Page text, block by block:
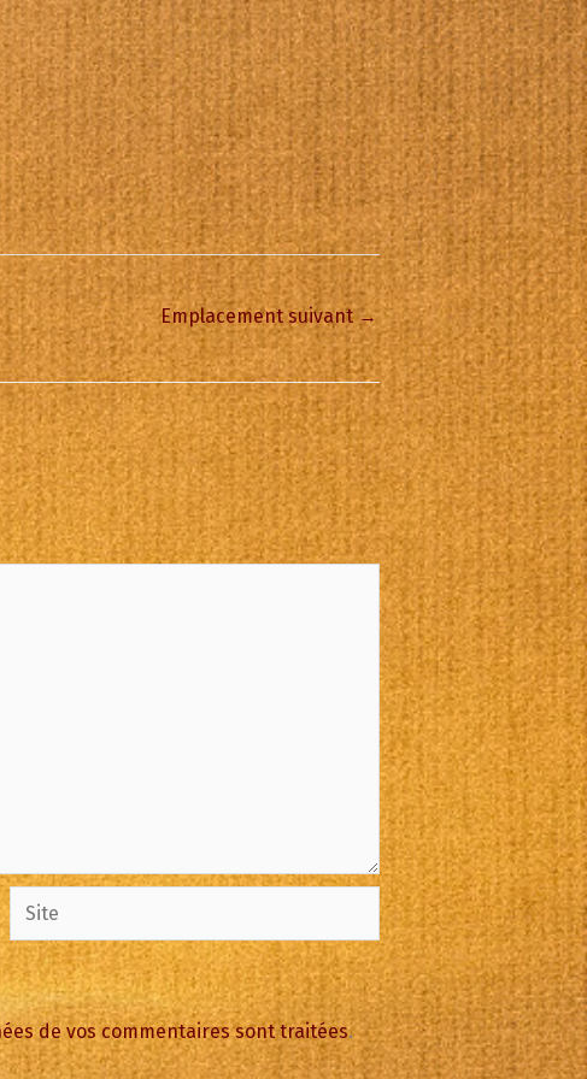
Emplacement suivant→
Site
de vos commentaires sont traitées.